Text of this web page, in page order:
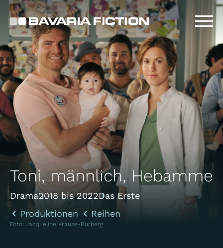
Direkt
zum
Inhalt
Toni, männlich, Hebamme
Drama2018 bis 2022Das Erste
Produktionen
Reihen
Foto: Jacqueline Krause-Burberg